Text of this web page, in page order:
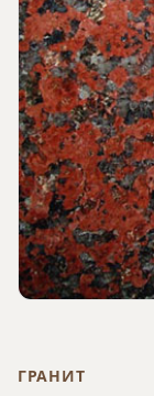
ГРАНИТ